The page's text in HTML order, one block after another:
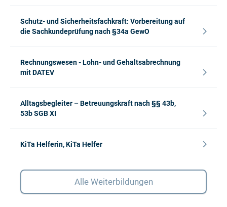
Schutz- und Sicherheitsfachkraft: Vorbereitung auf
die Sachkundeprüfung nach §34a GewO
Rechnungswesen - Lohn- und Gehaltsabrechnung
mit DATEV
Alltagsbegleiter – Betreuungskraft nach §§ 43b,
53b SGB XI
KiTa Helferin, KiTa Helfer
Alle Weiterbildungen